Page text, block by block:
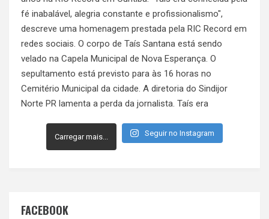
Carregar mais... Seguir no Instagram
FACEBOOK